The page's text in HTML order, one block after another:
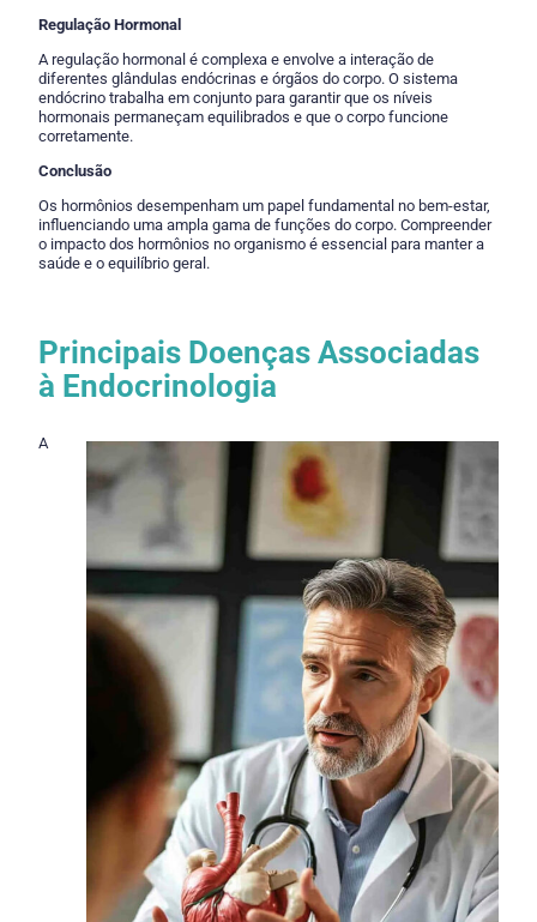
Regulação Hormonal
A regulação hormonal é complexa e envolve a interação de
diferentes glândulas endócrinas e órgãos do corpo. O sistema
endócrino trabalha em conjunto para garantir que os níveis
hormonais permaneçam equilibrados e que o corpo funcione
corretamente.
Conclusão
Os hormônios desempenham um papel fundamental no bem-estar,
influenciando uma ampla gama de funções do corpo. Compreender
o impacto dos hormônios no organismo é essencial para manter a
saúde e o equilíbrio geral.
Principais Doenças Associadas
à Endocrinologia
A